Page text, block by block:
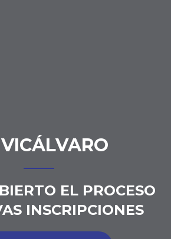
EL PROCESO
INSCRIPCIONES